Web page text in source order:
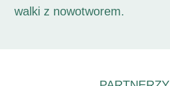
walki z nowotworem.